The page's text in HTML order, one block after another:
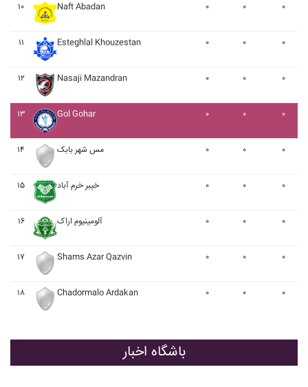
۱۰ Naft Abadan ۰ ۰ ۰
۱۱ Esteghlal Khouzestan ۰ ۰ ۰
۱۲ Nasaji Mazandran ۰ ۰ ۰
۱۳ Gol Gohar ۰ ۰ ۰
۱۴ مس شهر بابک ۰ ۰ ۰
۱۵ خيبر خرم آباد ۰ ۰ ۰
۱۶ آلومينيوم اراک ۰ ۰ ۰
۱۷ Shams Azar Qazvin ۰ ۰ ۰
۱۸ Chadormalo Ardakan ۰ ۰ ۰
باشگاه اخبار